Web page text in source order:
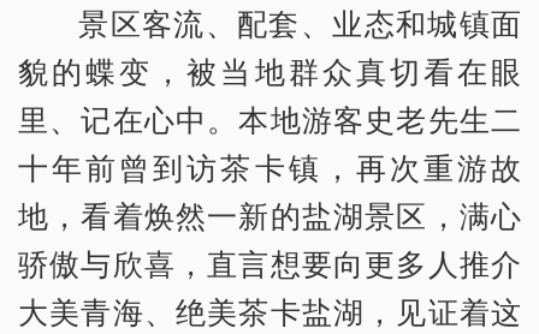
景区客流、配套、业态和城镇面
貌的蝶变，被当地群众真切看在眼
里、记在心中。本地游客史老先生二
十年前曾到访茶卡镇，再次重游故
地，看着焕然一新的盐湖景区，满心
骄傲与欣喜，直言想要向更多人推介
大美青海、绝美茶卡盐湖，见证着这